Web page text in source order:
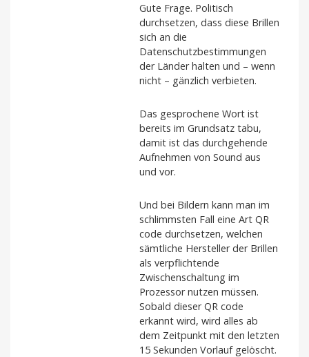
Gute Frage. Politisch
durchsetzen, dass diese Brillen
sich an die
Datenschutzbestimmungen
der Länder halten und – wenn
nicht – gänzlich verbieten.
Das gesprochene Wort ist
bereits im Grundsatz tabu,
damit ist das durchgehende
Aufnehmen von Sound aus
und vor.
Und bei Bildern kann man im
schlimmsten Fall eine Art QR
code durchsetzen, welchen
sämtliche Hersteller der Brillen
als verpflichtende
Zwischenschaltung im
Prozessor nutzen müssen.
Sobald dieser QR code
erkannt wird, wird alles ab
dem Zeitpunkt mit den letzten
15 Sekunden Vorlauf gelöscht.